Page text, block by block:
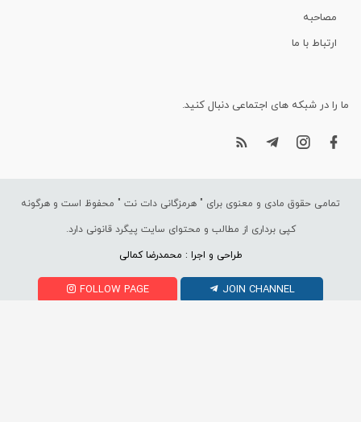
مصاحبه
ارتباط با ما
ما را در شبکه های اجتماعی دنبال کنید.
تمامی حقوق مادی و معنوی برای " هرمزگانی دات نت " محفوظ است و هرگونه
کپی برداری از مطالب و محتوای سایت پیگرد قانونی دارد.
طراحی و اجرا : محمدرضا کمالی
FOLLOW PAGE JOIN CHANNEL